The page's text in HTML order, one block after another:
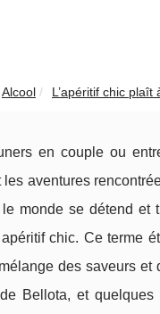
Alcool L’apéritif chic plaît
en couple ou
aventures
monde se détend
chic. Ce terme
des saveurs
Bellota, et